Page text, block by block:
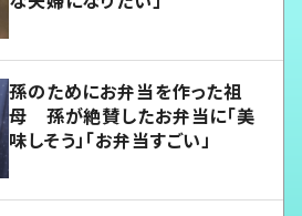
孫のためにお弁当を作った祖
母 孫が絶賛したお弁当に「美
味しそう」「お弁当すごい」